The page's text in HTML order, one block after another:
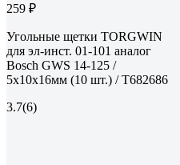
259 ₽
Угольные щетки TORGWIN
для эл-инст. 01-101 аналог
Bosch GWS 14-125 /
5х10х16мм (10 шт.) / T682686
3.7(6)